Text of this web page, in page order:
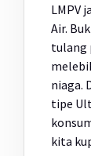
LMPV
Air.
tulang
niaga.
tipe
kita